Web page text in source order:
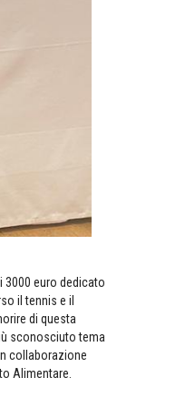
3000 euro dedicato
il tennis e il
di questa
sconosciuto tema
collaborazione
Alimentare.